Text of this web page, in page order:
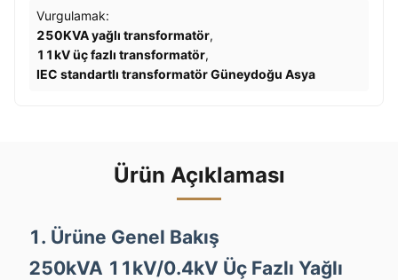
Vurgulamak:
250KVA yağlı transformatör,
11kV üç fazlı transformatör,
IEC standartlı transformatör Güneydoğu Asya
Ürün Açıklaması
1. Ürüne Genel Bakış
250kVA 11kV/0.4kV Üç Fazlı Yağlı